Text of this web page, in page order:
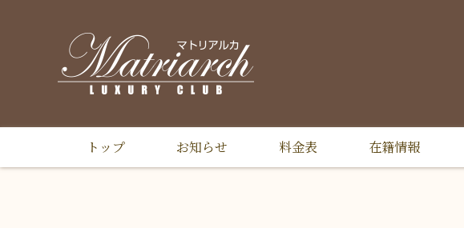
トップ お知らせ 料金表 在籍情報